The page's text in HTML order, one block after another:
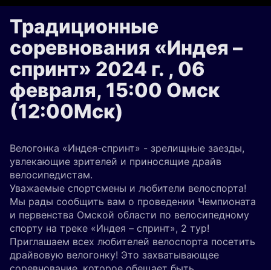
Традиционные
соревнования «Индея –
спринт» 2024 г. , 06
февраля, 15:00 Омск
(12:00Мск)
Велогонка «Индея-спринт» - зрелищные заезды,
увлекающие зрителей и приносящие драйв
велосипедистам.
Уважаемые спортсмены и любители велоспорта!
Мы рады сообщить вам о проведении Чемпионата
и первенства Омской области по велосипедному
спорту на треке «Индея – спринт», 2 тур!
Приглашаем всех любителей велоспорта посетить
драйвовую велогонку! Это захватывающее